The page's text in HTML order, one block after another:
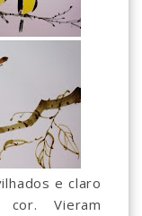
e claro
Vieram